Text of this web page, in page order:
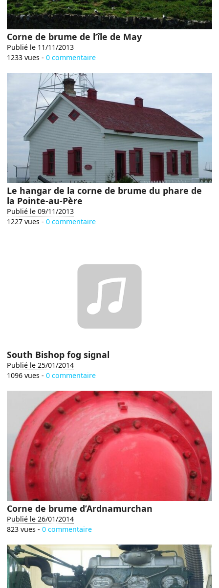
Corne de brume de l’île de May
Publié le 11/11/2013
1233 vues -0 commentaire
Le hangar de la corne de brume du phare de
la Pointe-au-Père
Publié le 09/11/2013
1227 vues -0 commentaire
South Bishop fog signal
Publié le 25/01/2014
1096 vues -0 commentaire
Corne de brume d’Ardnamurchan
Publié le 26/01/2014
823 vues -0 commentaire